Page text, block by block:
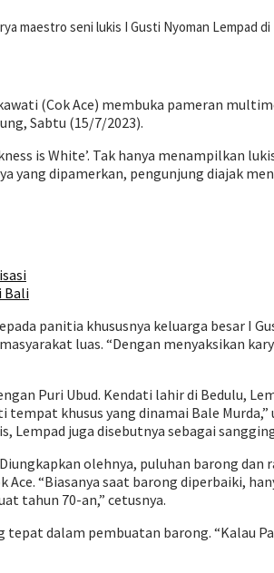
maestro seni lukis I Gusti Nyoman Lempad
(Cok Ace) membuka pameran
Sabtu (15/7/2023).
is White’. Tak hanya menampilkan
yang dipamerkan, pengunjung diajak
Bali
panitia khususnya keluarga besar I
luas. “Dengan menyaksikan
Puri Ubud. Kendati lahir di Bedulu,
khusus yang dinamai Bale
juga disebutnya sebagai
olehnya, puluhan barong
“Biasanya saat barong diperbaiki,
tahun 70-an,” cetusnya.
tepat dalam pembuatan barong. “Kalau